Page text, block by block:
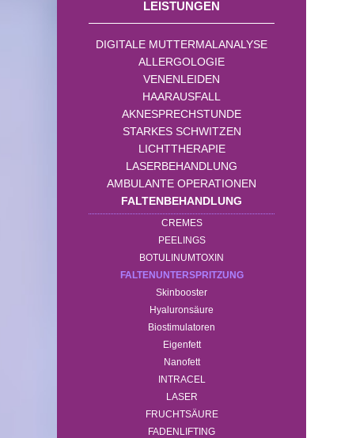
LEISTUNGEN
DIGITALE MUTTERMALANALYSE
ALLERGOLOGIE
VENENLEIDEN
HAARAUSFALL
AKNESPRECHSTUNDE
STARKES SCHWITZEN
LICHTTHERAPIE
LASERBEHANDLUNG
AMBULANTE OPERATIONEN
FALTENBEHANDLUNG
CREMES
PEELINGS
BOTULINUMTOXIN
FALTENUNTERSPRITZUNG
Skinbooster
Hyaluronsäure
Biostimulatoren
Eigenfett
Nanofett
INTRACEL
LASER
FRUCHTSÄURE
FADENLIFTING